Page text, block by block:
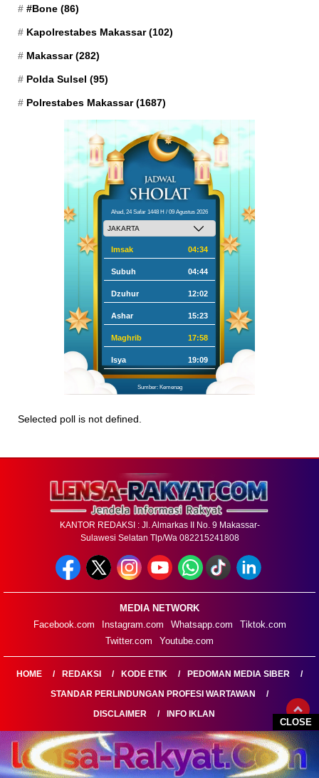
CLOSE
#Bone (86)
Kapolrestabes Makassar(102)
Makassar(282)
Polda Sulsel (95)
Polrestabes Makassar(1687)
Ahad, 24 Safar 1448 H / 09 Agustus 2026
Imsak 04:34
Subuh 04:44
Dzuhur 12:02
Ashar 15:23
Maghrib 17:58
Isya 19:09
Sumber: Kemenag
Selected poll is not defined.
KANTOR REDAKSI : Jl. Almarkas II No. 9 Makassar-
Sulawesi Selatan Tlp/Wa 082215241808
MEDIA NETWORK
Facebook.com
Instagram.com Whatsapp.com
Tiktok.com
Twitter.com
Youtube.com
HOME REDAKSI KODE ETIK
PEDOMAN MEDIA SIBER
STANDAR PERLINDUNGAN PROFESI WARTAWAN
DISCLAIMER
INFO IKLAN
LENSARAKYAT.COM@2026